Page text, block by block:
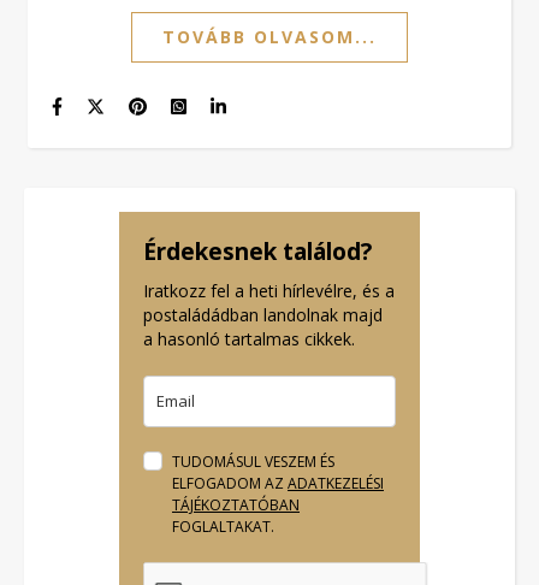
TOVÁBB OLVASOM...
Érdekesnek találod?
Iratkozz fel a heti hírlevélre, és a
postaládádban landolnak majd
a hasonló tartalmas cikkek.
TUDOMÁSUL VESZEM ÉS
ELFOGADOM AZ ADATKEZELÉSI
TÁJÉKOZTATÓBAN
FOGLALTAKAT.